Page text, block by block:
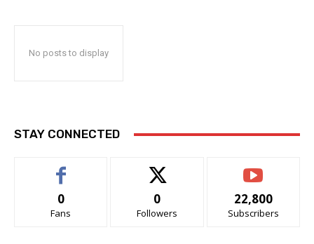
No posts to display
STAY CONNECTED
0
Fans
0
Followers
22,800
Subscribers